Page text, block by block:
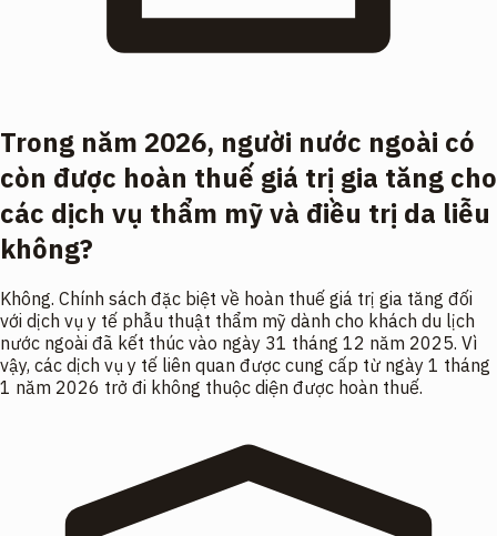
Trong năm 2026, người nước ngoài có
còn được hoàn thuế giá trị gia tăng cho
các dịch vụ thẩm mỹ và điều trị da liễu
không?
Không. Chính sách đặc biệt về hoàn thuế giá trị gia tăng đối
với dịch vụ y tế phẫu thuật thẩm mỹ dành cho khách du lịch
nước ngoài đã kết thúc vào ngày 31 tháng 12 năm 2025. Vì
vậy, các dịch vụ y tế liên quan được cung cấp từ ngày 1 tháng
1 năm 2026 trở đi không thuộc diện được hoàn thuế.